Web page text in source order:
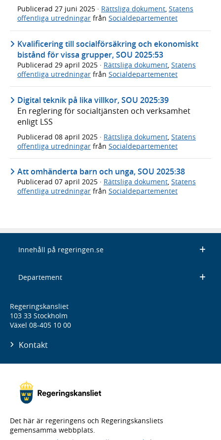
Publicerad 27 juni 2025 · Rättsliga dokument, Statens
offentliga utredningar från Socialdepartementet
Kvalificering till socialförsäkring och ekonomiskt
bistånd för vissa grupper, SOU 2025:53
Publicerad 29 april 2025 · Rättsliga dokument, Statens
offentliga utredningar från Socialdepartementet
Digital teknik på lika villkor, SOU 2025:39
En reglering för socialtjänsten och verksamhet
enligt LSS
Publicerad 08 april 2025 · Rättsliga dokument Statens
offentliga utredningar från Socialdepartementet
Att omhänderta barn och unga, SOU 2025:38
Publicerad 07 april 2025 · Rättsliga dokument, Statens
offentliga utredningar från Socialdepartementet
Innehåll på regeringen.se
Departement
Regeringskansliet
103 33 Stockholm
Växel 08-405 10 00
Kontakt
Det här är regeringens och Regeringskansliets
gemensamma webbplats.